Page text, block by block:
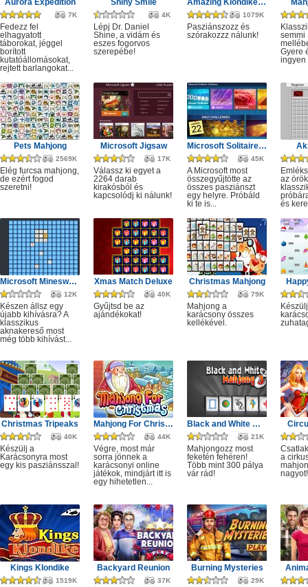
Aurora Expedition
7K
Fedezz fel
elhagyatott
táborokat, jéggel
borított
kutatóállomásokat,
rejtett barlangokat...
Shiny Smile
4K
Lépj Dr. Daniel
Shine, a vidám és
eszes fogorvos
szerepébe!
Amazing Klondike Solitaire
1079K
Pasziánszozz és
szórakozzz nálunk!
semmi
Gyere
ingyen
Pets Mahjong
2569K
Elég furcsa mahjong,
de ezért fogod
szeretni!
Microsoft Jigsaw
17K
Válassz ki egyet a
2264 darab
kirakósból és
kapcsolódj ki nálunk!
Microsoft Solitaire Collection
45K
A Microsoft most
összegyűjtötte az
összes pasziánszt
egy helyre. Próbáld
ki te is...
az örök
és
Microsoft Minesweeper
12K
Készen állsz egy
újabb kihívásra? A
klasszikus
aknakereső most
még több kihívást...
Xmas Match Deluxe
40K
Gyűjtsd be az
ajándékokat!
Christmas Mahjong
79K
Mahjong a
karácsony összes
kellékével.
Christmas Tripeaks
40K
Készülj a
Karácsonyra most
egy kis pasziánsszal!
Mahjong For Christmas
44K
Végre, most már
sorra jönnek a
karácsonyi online
játékok, mindjárt itt is
egy hihetetlen...
Black and White Mahjong 3
21K
Mahjongozz most
feketén fehéren!
Több mint 300 pálya
vár rád!
a
nagyot!
Kings Klondike
1519K
Backyard Reunion
37K
Burning Mysteries
29K